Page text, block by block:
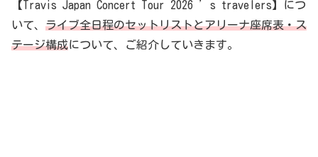
【Travis Japan Concert Tour 2026 ’s travelers】につ
いて、 ライブ全日程のセットリストとアリーナ座席表・ス
テージ構成について、ご紹介していきます。